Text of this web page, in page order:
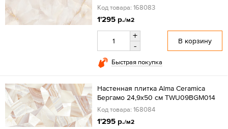
Код товара: 168083
1'295 р./м2
+
-
В корзину
Быстрая покупка
Настенная плитка Alma Ceramica
Бергамо 24,9x50 см TWU09BGM014
Код товара: 168084
1'295 р./м2